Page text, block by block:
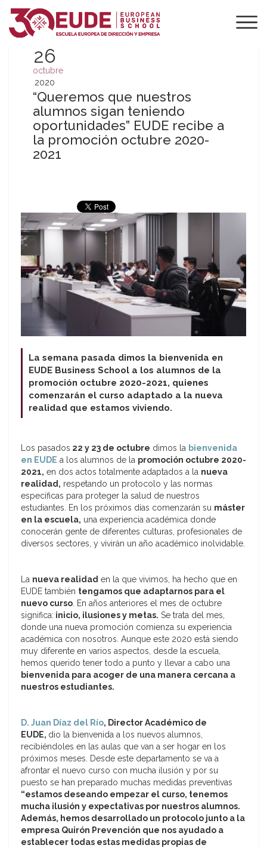
26
octubre
2020
“Queremos que nuestros
alumnos sigan teniendo
oportunidades” EUDE recibe a
la promoción octubre 2020-
2021
La semana pasada dimos la bienvenida en
EUDE Business School a los alumnos de la
promoción octubre 2020-2021, quienes
comenzarán el curso adaptado a la nueva
realidad que estamos viviendo.
Los pasados 22 y 23 de octubre dimos la bienvenida
en EUDE a los alumnos de la promoción octubre 2020-
2021, en dos actos totalmente adaptados a la nueva
realidad, respetando un protocolo y las normas
específicas para proteger la salud de nuestros
estudiantes. En los próximos días comenzarán su máster
en la escuela, una experiencia académica donde
conocerán gente de diferentes culturas, profesionales de
diversos sectores, y vivirán un año académico inolvidable.
La nueva realidad en la que vivimos, ha hecho que en
EUDE también tengamos que adaptarnos para el
nuevo curso. En años anteriores el mes de octubre
significa: inicio, ilusiones y metas. Se trata del mes,
donde una nueva promoción comienza su experiencia
académica con nosotros. Aunque este 2020 está siendo
muy diferente en varios aspectos, desde la escuela,
hemos querido tener todo a punto y llevar a cabo una
bienvenida para acoger de una manera cercana a
nuestros estudiantes.
D. Juan Díaz del Río, Director Académico de
EUDE, dio la bienvenida a los nuevos alumnos,
recibiéndoles en las aulas que van a ser hogar en los
próximos meses. Desde este departamento se va a
afrontar el nuevo curso con mucha ilusión y por su
puesto se han preparado muchas medidas preventivas
“estamos deseando empezar el curso, tenemos
mucha ilusión y expectativas por nuestros alumnos.
Además, hemos desarrollado un protocolo junto a la
empresa Quirón Prevención que nos ayudado a
establecer todas estas medidas propias de